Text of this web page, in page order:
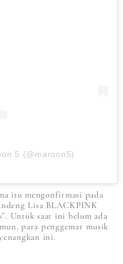
5 (@maroon5)
itu mengonfirmasi pada
Lisa BLACKPINK
Untuk saat ini belum ada
para penggemar musik
ini.